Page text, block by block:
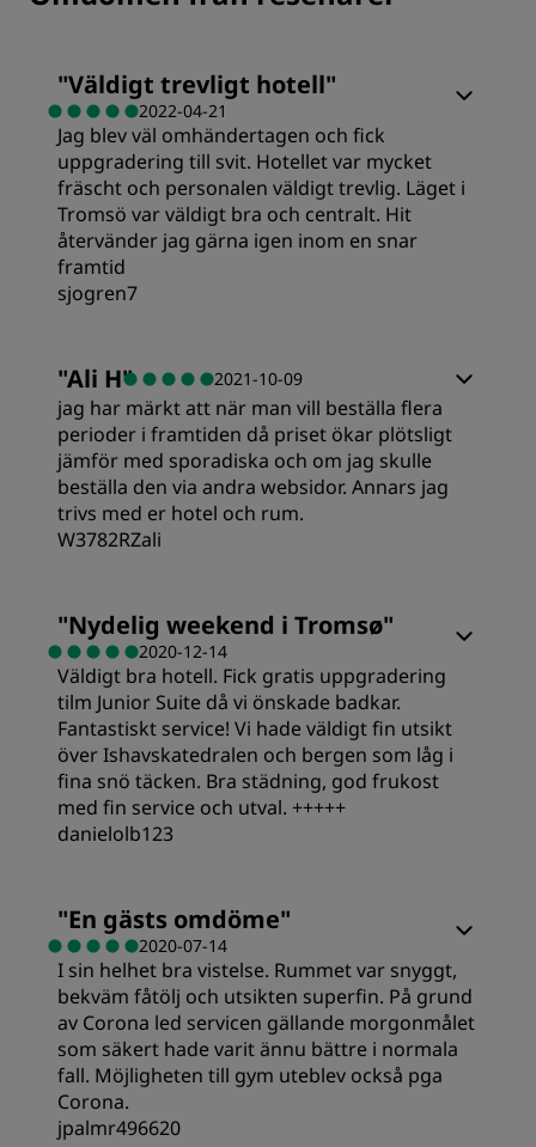
"Väldigt trevligt hotell"
2022-04-21
Jag blev väl omhändertagen och fick
uppgradering till svit. Hotellet var mycket
fräscht och personalen väldigt trevlig. Läget i
Tromsö var väldigt bra och centralt. Hit
återvänder jag gärna igen inom en snar
framtid
sjogren7
Standard
Sovkvalitet
Renlighet
Service
"Ali H" 2021-10-09
jag har märkt att när man vill beställa flera
perioder i framtiden då priset ökar plötsligt
jämför med sporadiska och om jag skulle
beställa den via andra websidor. Annars jag
trivs med er hotel och rum.
W3782RZali
Standard
Sovkvalitet
Läge
Service
"Nydelig weekend i Tromsø"
2020-12-14
Väldigt bra hotell. Fick gratis uppgradering
tilm Junior Suite då vi önskade badkar.
Fantastiskt service! Vi hade väldigt fin utsikt
över Ishavskatedralen och bergen som låg i
fina snö täcken. Bra städning, god frukost
med fin service och utval. +++++
danielolb123
"En gästs omdöme"
2020-07-14
I sin helhet bra vistelse. Rummet var snyggt,
bekväm fåtölj och utsikten superfin. På grund
av Corona led servicen gällande morgonmålet
som säkert hade varit ännu bättre i normala
fall. Möjligheten till gym uteblev också pga
Corona.
jpalmr496620